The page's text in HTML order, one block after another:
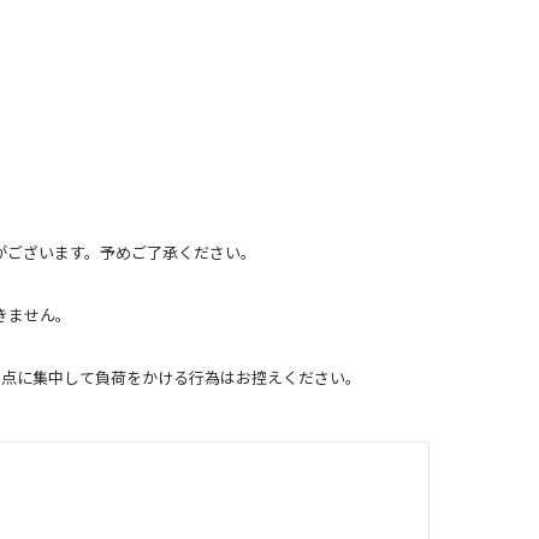
ざいます。予めご了承ください。
せん。
集中して負荷をかける行為はお控えください。